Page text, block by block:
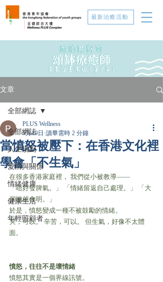
最新治癒活動
文章
全部網誌
人生規劃
愛情與關係
情緒健康
健康生活
年輕照顧者
全部網誌
當憤怒被壓下：在香港文化裡
學會「不生氣」
PLUS Wellness
5月19日 讀畢需時 2 分鐘
在很多香港家庭裡， 我們從小被教導——
「唔好發脾氣。」 「情緒留返自己處理。」 「大
個啲就會明。」
於是，憤怒變成一種不被鼓勵的情緒。
哭，可以。 辛苦，可以。 但生氣，好像不太體
面。
憤怒，往往不是壞情緒
憤怒其實是一個界線訊號。